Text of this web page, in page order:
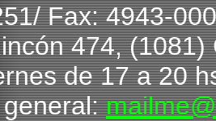
Fax: 4943-
474,
de 17a 20
general: